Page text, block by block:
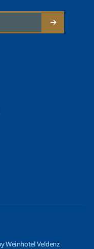
Weinhotel Veldenz